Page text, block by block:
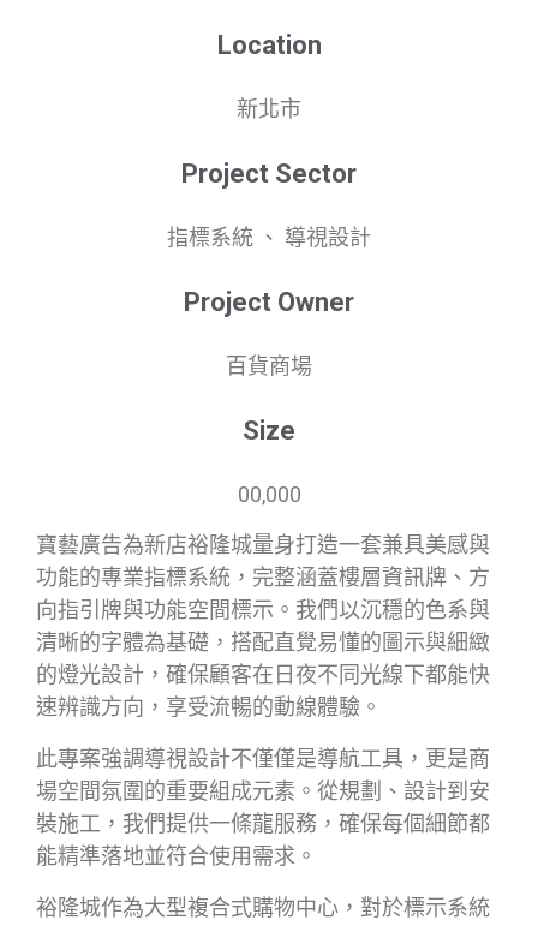
Location
新北市
Project Sector
指標系統 、 導視設計
Project Owner
百貨商場
Size
00,000
寶藝廣告為新店裕隆城量身打造一套兼具美感與
功能的專業指標系統，完整涵蓋樓層資訊牌、方
向指引牌與功能空間標示。我們以沉穩的色系與
清晰的字體為基礎，搭配直覺易懂的圖示與細緻
的燈光設計，確保顧客在日夜不同光線下都能快
速辨識方向，享受流暢的動線體驗。
此專案強調導視設計不僅僅是導航工具，更是商
場空間氛圍的重要組成元素。從規劃、設計到安
裝施工，我們提供一條龍服務，確保每個細節都
能精準落地並符合使用需求。
裕隆城作為大型複合式購物中心，對於標示系統